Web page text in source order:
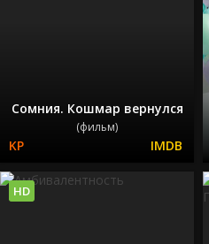
Сомния. Кошмар вернулся
(фильм)
HD